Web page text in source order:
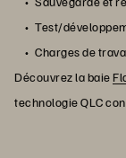
Test/
Charges de
Découvrez la baie
technologie QLC